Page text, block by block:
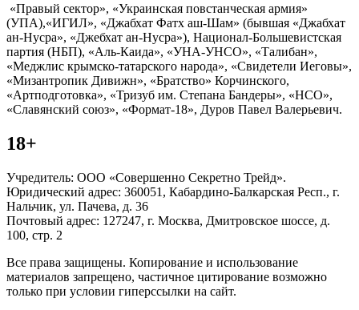
«Правый сектор», «Украинская повстанческая армия»
(УПА),«ИГИЛ», «Джабхат Фатх аш-Шам» (бывшая «Джабхат
ан-Нусра», «Джебхат ан-Нусра»), Национал-Большевистская
партия (НБП), «Аль-Каида», «УНА-УНСО», «Талибан»,
«Меджлис крымско-татарского народа», «Свидетели Иеговы»,
«Мизантропик Дивижн», «Братство» Корчинского,
«Артподготовка», «Тризуб им. Степана Бандеры», «НСО»,
«Славянский союз», «Формат-18», Дуров Павел Валерьевич.
18+
Учредитель: ООО «Совершенно Секретно Трейд».
Юридический адрес: 360051, Кабардино-Балкарская Респ., г.
Нальчик, ул. Пачева, д. 36
Почтовый адрес: 127247, г. Москва, Дмитровское шоссе, д.
100, стр. 2
Все права защищены. Копирование и использование
материалов запрещено, частичное цитирование возможно
только при условии гиперссылки на сайт.